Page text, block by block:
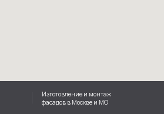
Изготовление и монтаж
фасадов в Москве и МО